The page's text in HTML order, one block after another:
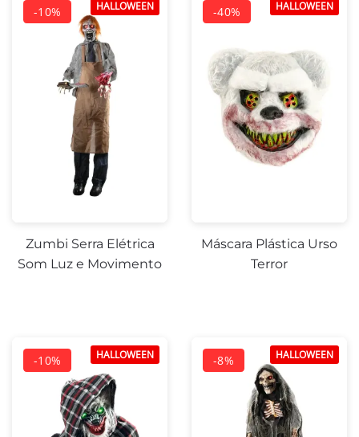
HALLOWEEN
Zumbi Serra Elétrica
Som Luz e Movimento
HALLOWEEN
Máscara Plástica Urso
Terror
HALLOWEEN HALLOWEEN